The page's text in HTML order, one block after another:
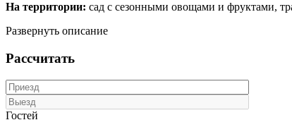
На территории: сад с сезонными овощами и фруктами,
Развернуть описание
Рассчитать
Гостей